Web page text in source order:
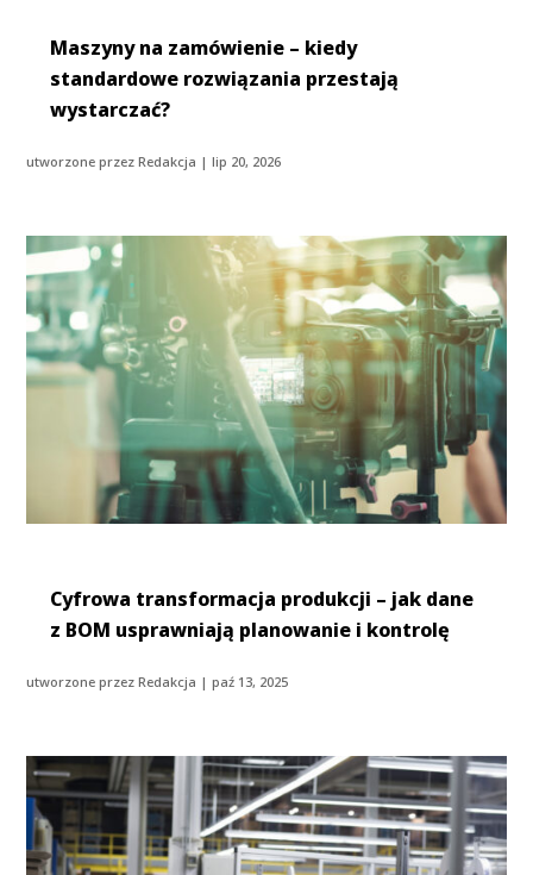
Maszyny na zamówienie – kiedy
standardowe rozwiązania przestają
wystarczać?
utworzone przezRedakcja |lip 20, 2026
Cyfrowa transformacja produkcji – jak dane
z BOM usprawniają planowanie i kontrolę
utworzone przezRedakcja |paź 13, 2025